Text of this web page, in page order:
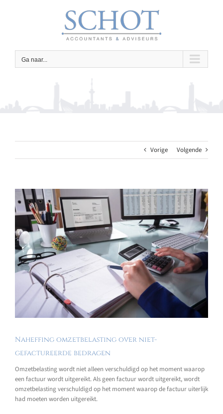
Ga naar...
Vorige Volgende
Bekijk
grotere
afbeelding
Naheffing omzetbelasting over niet-
gefactureerde bedragen
Omzetbelasting wordt niet alleen verschuldigd op het moment waarop
een factuur wordt uitgereikt. Als geen factuur wordt uitgereikt, wordt
omzetbelasting verschuldigd op het moment waarop de factuur uiterlijk
had moeten worden uitgereikt.